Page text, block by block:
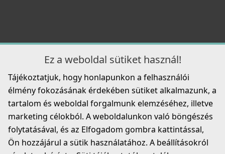
ELLECI - Csaptelep Stream Plus G43
MGKSTP43
119 990 Ft
125 990 Ft
Részletek
Elleci ATH073BK Vágódeszka HPL Fekete
ATH073BK
33 990 Ft
Ez a weboldal sütiket használ!
Tájékoztatjuk, hogy honlapunkon a felhasználói
élmény fokozásának érdekében sütiket alkalmazunk, a
tartalom és weboldal forgalmunk elemzéséhez, illetve
marketing célokból. A weboldalunkon való böngészés
folytatásával, és az Elfogadom gombra kattintással,
Ön hozzájárul a sütik használatához. A beállításokról